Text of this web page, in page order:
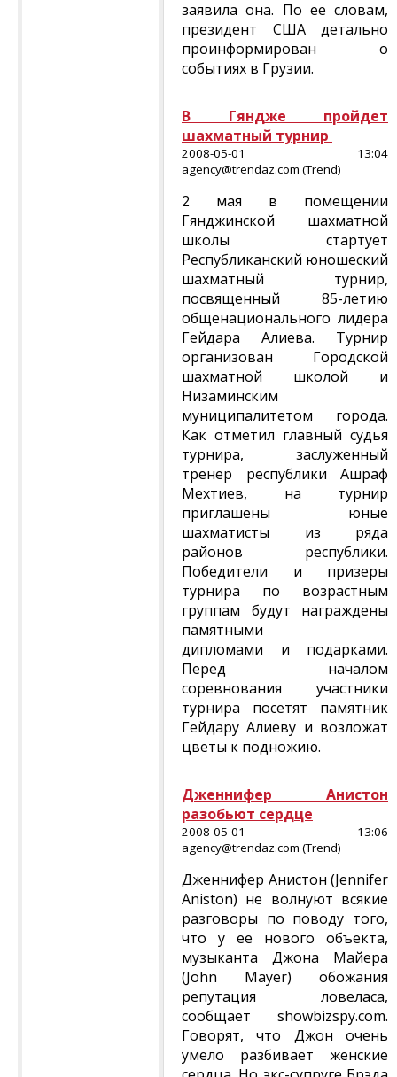
заявила она. По ее словам,
президент США детально
проинформирован о
событиях в Грузии.
В Гяндже пройдет
шахматный турнир
2008-05-01 13:04
agency@trendaz.com (Trend)
2 мая в помещении
Гянджинской шахматной
школы стартует
Республиканский юношеский
шахматный турнир,
посвященный 85-летию
общенационального лидера
Гейдара Алиева. Турнир
организован Городской
шахматной школой и
Низаминским
муниципалитетом города.
Как отметил главный судья
турнира, заслуженный
тренер республики Ашраф
Мехтиев, на турнир
приглашены юные
шахматисты из ряда
районов республики.
Победители и призеры
турнира по возрастным
группам будут награждены
памятными
дипломами и подарками.
Перед началом
соревнования участники
турнира посетят памятник
Гейдару Алиеву и возложат
цветы к подножию.
Дженнифер Анистон
разобьют сердце
2008-05-01 13:06
agency@trendaz.com (Trend)
Дженнифер Анистон (Jennifer
Aniston) не волнуют всякие
разговоры по поводу того,
что у ее нового объекта,
музыканта Джона Майера
(John Mayer) обожания
репутация ловеласа,
сообщает showbizspy.com.
Говорят, что Джон очень
умело разбивает женские